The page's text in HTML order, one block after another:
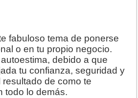
fabuloso tema de ponerse
o en tu propio negocio.
debido a que
tu confianza, seguridad y
resultado de como te
todo lo demás.